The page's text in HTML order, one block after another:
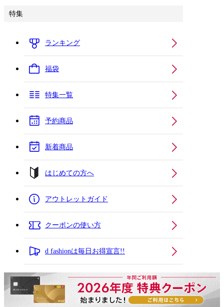
特集
ランキング
福袋
特集一覧
予約商品
新着商品
はじめての方へ
アウトレットガイド
クーポンの使い方
d fashionは毎日お得宣言!!